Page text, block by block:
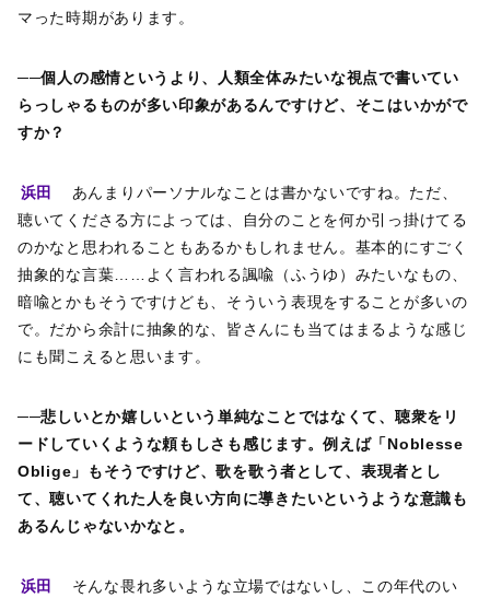
マった時期があります。
──個人の感情というより、人類全体みたいな視点で書いてい
らっしゃるものが多い印象があるんですけど、そこはいかがで
すか？
浜田
あんまりパーソナルなことは書かないですね。ただ、
聴いてくださる方によっては、自分のことを何か引っ掛けてる
のかなと思われることもあるかもしれません。基本的にすごく
抽象的な言葉……よく言われる諷喩（ふうゆ）みたいなもの、
暗喩とかもそうですけども、そういう表現をすることが多いの
で。だから余計に抽象的な、皆さんにも当てはまるような感じ
にも聞こえると思います。
──悲しいとか嬉しいという単純なことではなくて、聴衆をリ
ードしていくような頼もしさも感じます。例えば「Noblesse
Oblige」もそうですけど、歌を歌う者として、表現者とし
て、聴いてくれた人を良い方向に導きたいというような意識も
あるんじゃないかなと。
浜田
そんな畏れ多いような立場ではないし、この年代のい